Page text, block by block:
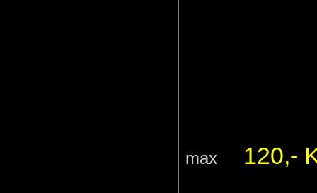
max 120,-